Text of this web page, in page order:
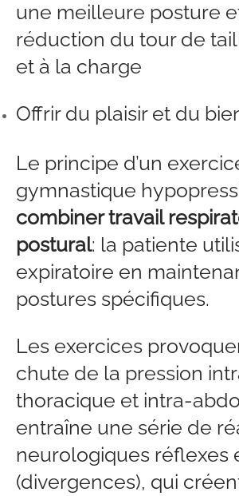
une meilleure posture
réduction du tour de
et à la charge
Offrir du plaisir et du
Le principe d’un
gymnastique
combiner travail
postural: la patiente
expiratoire en
postures spécifiques.
Les exercices
chute de la pression
thoracique et intra-
entraîne une série de
neurologiques réflexes
(divergences), qui